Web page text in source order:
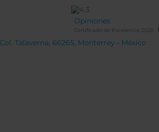
Talaverna, 66265, Monterrey - México
Opiniones
Certificado de Excelencia 2025